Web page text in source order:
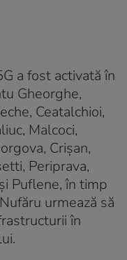
a fost activată în
Gheorghe,
Ceatalchioi,
Malcoci,
Crișan,
Periprava,
Puflene, în timp
urmează să
în